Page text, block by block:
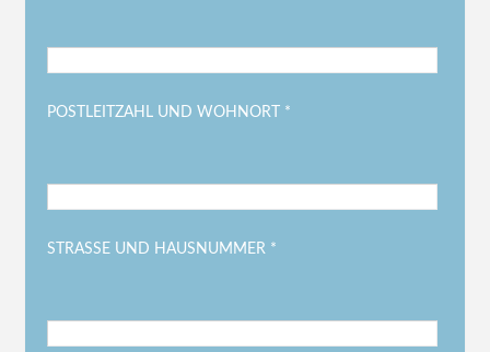
POSTLEITZAHL UND WOHNORT *
STRASSE UND HAUSNUMMER *